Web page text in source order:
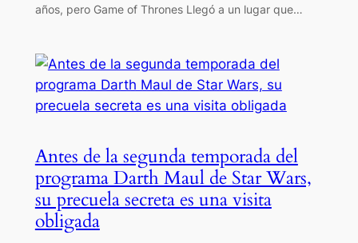
años, pero Game of Thrones Llegó a un lugar que…
Antes de la segunda temporada del
programa Darth Maul de Star Wars,
su precuela secreta es una visita
obligada